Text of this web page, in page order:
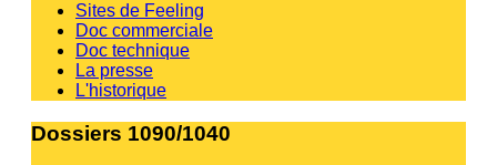
Sites de Feeling
Doc commerciale
Doc technique
La presse
L'historique
Dossiers 1090/1040